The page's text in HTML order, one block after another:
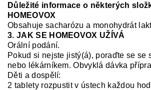
Důležité informace o některých
HOMEOVOX
Obsahuje sacharózua monohydrát
3. JAK SE HOMEOVOX UŽÍVÁ
Orální podání.
Pokud si nejste jistý(á), poraďte se se
nebo lékárníkem. Obvyklá dávka
Děti a dospělí:
2 tablety rozpustit v ústech každou